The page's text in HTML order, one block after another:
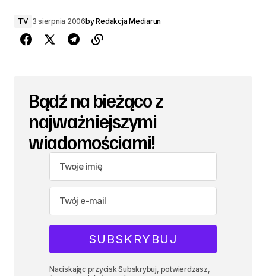
TV 3 sierpnia 2006byRedakcja Mediarun
Bądź na bieżąco z
najważniejszymi
wiadomościami!
Naciskając przycisk Subskrybuj, potwierdzasz,